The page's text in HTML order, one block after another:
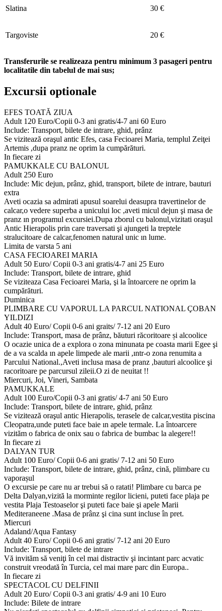
Slatina 30 €
Targoviste 20 €
Transferurile se realizeaza pentru minimum 3 pasageri pentru
localitatile din tabelul de mai sus;
Excursii optionale
EFES TOATĂ ZIUA
Adult 120 Euro/Copii 0-3 ani gratis/4-7 ani 60 Euro
Include: Transport, bilete de intrare, ghid, prânz
Se vizitează oraşul antic Efes, casa Fecioarei Maria, templul Zeiţei
Artemis ,dupa pranz ne oprim la cumpărături.
In fiecare zi
PAMUKKALE CU BALONUL
Adult 250 Euro
Include: Mic dejun, prânz, ghid, transport, bilete de intrare, bauturi
extra
Aveti ocazia sa admirati apusul soarelui deasupra travertinelor de
calcar,o vedere superba a unicului loc ,aveti micul dejun şi masa de
pranz ın programul excursiei.Dupa zborul cu balonul,vizitati oraşul
Antic Hierapolis prin care traversati şi ajungeti la treptele
stralucitoare de calcar,fenomen natural unic ın lume.
Limita de varsta 5 ani
CASA FECIOAREI MARIA
Adult 50 Euro/ Copii 0-3 ani gratis/4-7 ani 25 Euro
Include: Transport, bilete de intrare, ghid
Se viziteaza Casa Fecioarei Maria, şi la întoarcere ne oprim la
cumpărături.
Duminica
PLIMBARE CU VAPORUL LA PARCUL NATIONAL ÇOBAN
YILDIZI
Adult 40 Euro/ Copii 0-6 ani graits/ 7-12 ani 20 Euro
Include: Transport, masa de prânz, băuturi răcoritoare și alcoolice
O ocazie unica de a explora o zona minunata pe coasta marii Egee şi
de a va scalda ın apele limpede ale marii ,ıntr-o zona renumita a
Parcului National.,Aveti inclusa masa de pranz ,bauturi alcoolice şi
racoritoare pe parcursul zileii.O zi de neuitat !!
Miercuri, Joi, Vineri, Sambata
PAMUKKALE
Adult 100 Euro/Copii 0-3 ani gratis/ 4-7 ani 50 Euro
Include: Transport, bilete de intrare, ghid, prânz
Se vizitează oraşul antic Hierapolis, terasele de calcar,vestita piscina
Cleopatra,unde puteti face baie ın apele termale. La întoarcere
vizităm o fabrica de onix sau o fabrica de bumbac la alegere!!
In fiecare zi
DALYAN TUR
Adult 100 Euro/ Copii 0-6 ani gratis/ 7-12 ani 50 Euro
Include: Transport, bilete de intrare, ghid, prânz, cină, plimbare cu
vaporașul
O excursie pe care nu ar trebui să o ratati! Plimbare cu barca pe
Delta Dalyan,vizită la morminte regilor licieni, puteti face plaja pe
vestita Plaja Testoaselor şi puteti face baie şi apele Marii
Mediteraneene .Masa de prânz şi cina sunt incluse în pret.
Miercuri
Adaland/Aqua Fantasy
Adult 40 Euro/ Copii 0-6 ani gratis/ 7-12 ani 20 Euro
Include: Transport, bilete de intrare
Vă invităm să veniţi în cel mai distractiv şi incintant parc acvatic
construit vreodată în Turcia, cel mai mare parc din Europa..
In fiecare zi
SPECTACOL CU DELFINII
Adult 20 Euro/ Copii 0-3 ani gratis/ 4-9 ani 10 Euro
Include: Bilete de intrare